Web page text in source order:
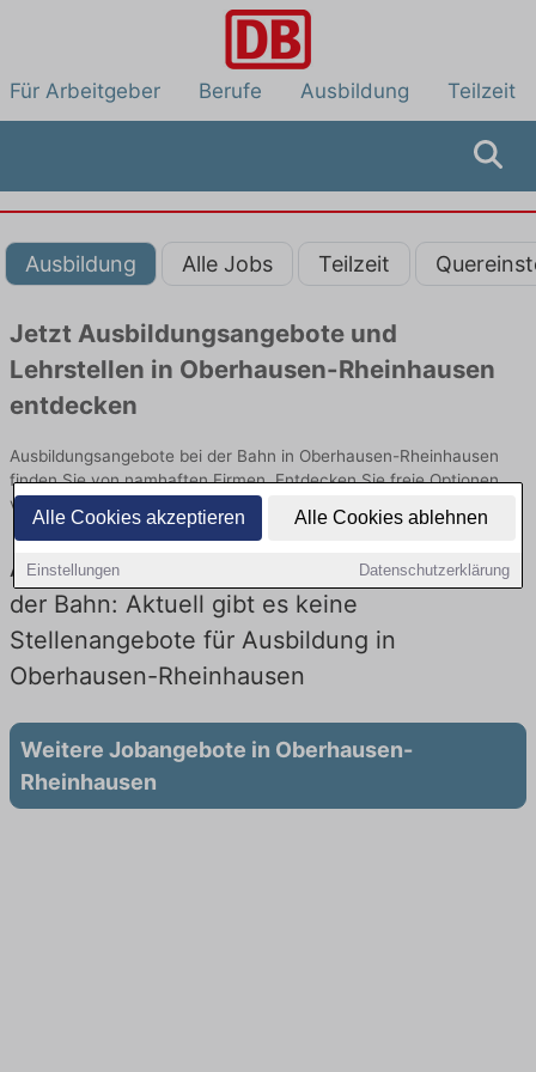
Alle Cookies akzeptieren Alle Cookies ablehnen
Einstellungen Datenschutzerklärung
Für Arbeitgeber Berufe Ausbildung Teilzeit
Ausbildung Alle Jobs Teilzeit
Jetzt Ausbildungsangebote und
Lehrstellen in Oberhausen-Rheinhausen
entdecken
Ausbildungsangebote bei der Bahn in Oberhausen-Rheinhausen
finden Sie von namhaften Firmen. Entdecken Sie freie Optionen
von Top-Arbeitgebern und bewerben Sie sich noch heute.
Ausbildung in Oberhausen-Rheinhausen bei
der Bahn: Aktuell gibt es keine
Stellenangebote für Ausbildung in
Oberhausen-Rheinhausen
Weitere Jobangebote in Oberhausen-
Rheinhausen